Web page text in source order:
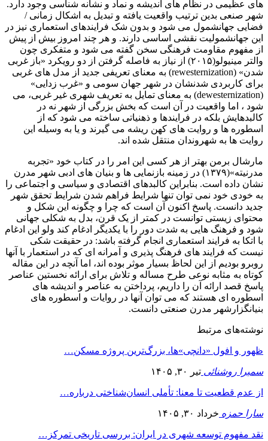
های عظیمی در نظام های اندیشه و نماد و نشانه شناسی وجود دارد.
شهر صنعی بدین ترتیب واقعیت یافته و تبدیل به اشکال زمانی /
فضایی جهانشمول می شود و بدون شک فرایندهای استعماری نیز در
این جهانشمولیت نقشی اساسی دارند. و هر چند امروز بیش از پیش
از مفهوم مقاومت فرهنگی سخن گفته می شود و متفکری چون
والتر مینیولو(۲۰۱۵) از نیاز به فاصله گرفتن از دو رویکرد «باز غربی
شدن» (rewesternization) به معنای تعریفی جدید از مدل های غربی
برای کاربردی شدنشان در شهر جهان سومی و «غرب زدایی»
(dewesternization) به معنای تمایل به تعریف شهری غیر غربی، می
شود ، اما واقعیت در آن است که بخش بزرگی از شهر نه در
کالبدهایش بلکه در فرایندها و ذهنیاتی ساخته می شود که از
اسطوره ها و روایت های کهن ریشه می گیرند و یا به وسیله این
روایت ها به شهروندان منتقل شده اند.
مارشال برمن بهتر از هر کسی این امر را در کتاب خود «تجربه
مدرنیته»(۱۳۷۹) در زمینه بازنمایی ها و بنیان های ادبی شهر مدرن
نشان داده است. بنابراین کالبدهای اقتصادی و سیاسی و اجتماعی را
به خودی خود نمی توان تنها شرایط فراهم شدن شرایط تحقق شهر
جدید دانست. پاسخ اکنون آن است که چرا و چگونه این شکل و
محتوای زیستی توانست در کمتر از یک قرن، بدل به شکلی جهانی
شود و فرهنگ هایی به شدت دور را با یکدیگر ادغام کند ولو این ادغام
با اتکا به فرایند استعماری انجام گرفته باشد: در حقیقت شکی
نیست که فرایند های فرهنگ پذیری و آمرانه ای که در استعمار با آنها
روبرو بودیم از این لحاظ بسیار موثر بوده اند، اما آنچه در این مقاله
کوتاه به مثابه نوعی طرح مساله و تلاش برای ارائه نخستین عناصر
پاسخ قصد ارائه آن را داریم، پرداختن به عناصر و اندیشه های
اسطوره ای هستند که می توان آنها در روایات و اسطوره های
بنیانگزارشهر مدرن صنعتی دانست.
نوشته‌های مرتبط
ظهور و افول «دانچی»ها، بزرگ‌ترین پروژه مسکن…
سمیرا روشنائی تیر ۳۰, ۱۴۰۵
از عدم قطعیت تا معنا: تأملی انسان‌شناختی درباره…
سارا حمزه خرداد ۳۰, ۱۴۰۵
نقد مفهوم توسعه شهری در ایران: بررسی تاریخی تمرکز…